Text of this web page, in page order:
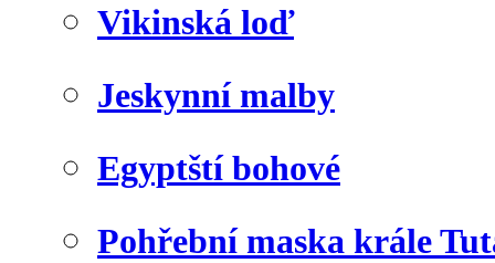
Vikinská loď
Jeskynní malby
Egyptští bohové
Pohřební maska krále